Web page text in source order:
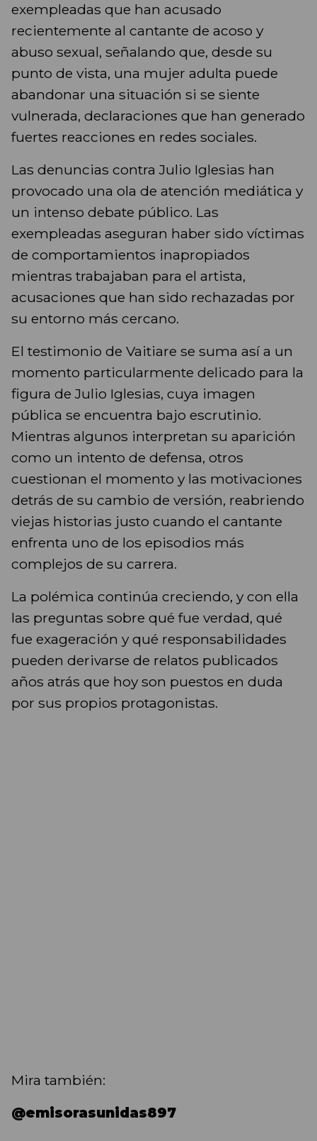
exempleadas que han acusado
recientemente al cantante de acoso y
abuso sexual, señalando que, desde su
punto de vista, una mujer adulta puede
abandonar una situación si se siente
vulnerada, declaraciones que han generado
fuertes reacciones en redes sociales.
Las denuncias contra Julio Iglesias han
provocado una ola de atención mediática y
un intenso debate público. Las
exempleadas aseguran haber sido víctimas
de comportamientos inapropiados
mientras trabajaban para el artista,
acusaciones que han sido rechazadas por
su entorno más cercano.
El testimonio de Vaitiare se suma así a un
momento particularmente delicado para la
figura de Julio Iglesias, cuya imagen
pública se encuentra bajo escrutinio.
Mientras algunos interpretan su aparición
como un intento de defensa, otros
cuestionan el momento y las motivaciones
detrás de su cambio de versión, reabriendo
viejas historias justo cuando el cantante
enfrenta uno de los episodios más
complejos de su carrera.
La polémica continúa creciendo, y con ella
las preguntas sobre qué fue verdad, qué
fue exageración y qué responsabilidades
pueden derivarse de relatos publicados
años atrás que hoy son puestos en duda
por sus propios protagonistas.
Mira también:
@emisorasunidas897